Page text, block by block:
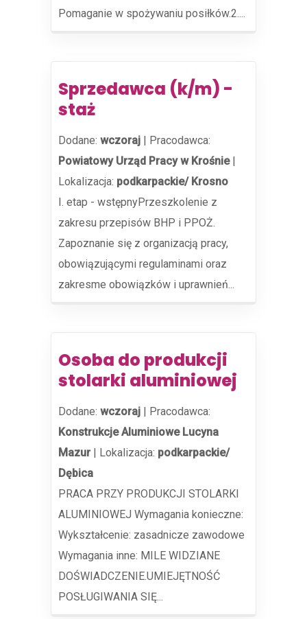
Pomaganie w spożywaniu posiłków.2....
Sprzedawca (k/m) -
staż
Dodane: wczoraj | Pracodawca:
Powiatowy Urząd Pracy w Krośnie|
Lokalizacja: podkarpackie/ Krosno
I. etap - wstępnyPrzeszkolenie z
zakresu przepisów BHP i PPOŻ.
Zapoznanie się z organizacją pracy,
obowiązującymi regulaminami oraz
zakresme obowiązków i uprawnień...
Osoba do produkcji
stolarki aluminiowej
Dodane: wczoraj | Pracodawca:
Konstrukcje Aluminiowe Lucyna
Mazur| Lokalizacja: podkarpackie/
Dębica
PRACA PRZY PRODUKCJI STOLARKI
ALUMINIOWEJ Wymagania konieczne:
Wykształcenie: zasadnicze zawodowe
Wymagania inne: MILE WIDZIANE
DOŚWIADCZENIE.UMIEJĘTNOŚĆ
POSŁUGIWANIA SIĘ...